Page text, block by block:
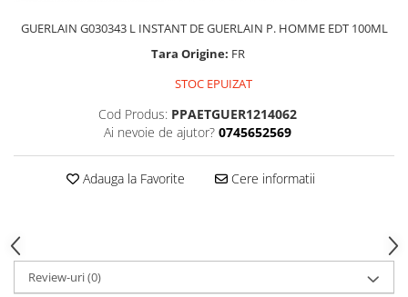
GUERLAIN G030343 L INSTANT DE GUERLAIN P. HOMME EDT 100ML
Tara Origine: FR
STOC EPUIZAT
Cod Produs: PPAETGUER1214062
Ai nevoie de ajutor? 0745652569
Adauga la Favorite Cere informatii
Review-uri(0)